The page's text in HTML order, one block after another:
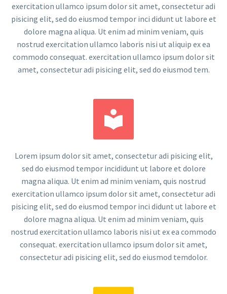
exercitation ullamco ipsum dolor sit amet, consectetur adi
pisicing elit, sed do eiusmod tempor inci didunt ut labore et
dolore magna aliqua. Ut enim ad minim veniam, quis
nostrud exercitation ullamco laboris nisi ut aliquip ex ea
commodo consequat. exercitation ullamco ipsum dolor sit
amet, consectetur adi pisicing elit, sed do eiusmod tem.


Lorem ipsum dolor sit amet, consectetur adi pisicing elit,
sed do eiusmod tempor incididunt ut labore et dolore
magna aliqua. Ut enim ad minim veniam, quis nostrud
exercitation ullamco ipsum dolor sit amet, consectetur adi
pisicing elit, sed do eiusmod tempor inci didunt ut labore et
dolore magna aliqua. Ut enim ad minim veniam, quis
nostrud exercitation ullamco laboris nisi ut ex ea commodo
consequat. exercitation ullamco ipsum dolor sit amet,
consectetur adi pisicing elit, sed do eiusmod temdolor.